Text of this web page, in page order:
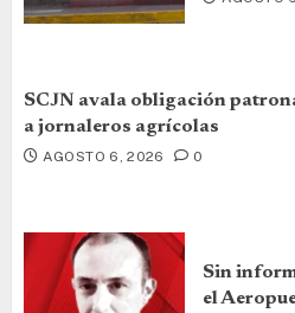
SCJN avala obligación
a jornaleros agrícolas
AGOSTO 6, 2026 0
Sin
el